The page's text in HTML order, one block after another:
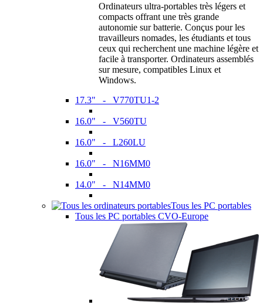
Ordinateurs ultra-portables très légers et
compacts offrant une très grande
autonomie sur batterie. Conçus pour les
travailleurs nomades, les étudiants et tous
ceux qui recherchent une machine légère et
facile à transporter. Ordinateurs assemblés
sur mesure, compatibles Linux et
Windows.
17.3" - V770TU1-2
16.0" - V560TU
16.0" - L260LU
16.0" - N16MM0
14.0" - N14MM0
Tous les PC portables
Tous les PC portables CVO-Europe